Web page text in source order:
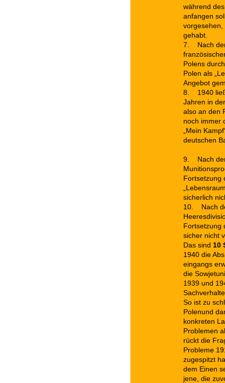
während
anfangen
vorgesehen,
gehabt.
7.
Nach
Polens
Polen als
Angebot
8.
1940
Jahren in
also an den
noch immer
„Mein
deutschen
9.
Nach
Fortsetzung
sicherlich
10.
Nach
Fortsetzung
sicher nicht
Das sind 10
1940 die
eingangs
die
1939 und
So ist zu
Polenund
konkreten
Problemen
rückt die
Probleme
zugespitzt
dem Einen
jene, die